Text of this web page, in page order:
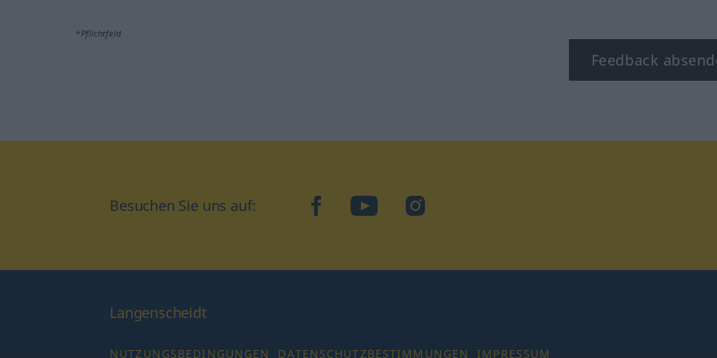
*Pflichtfeld
Feedback
Besuchen Sie uns auf: facebookYouTubeInstagram
Langenscheidt
NUTZUNGSBEDINGUNGEN DATENSCHUTZBESTIMMUNGEN IMPRESSUM